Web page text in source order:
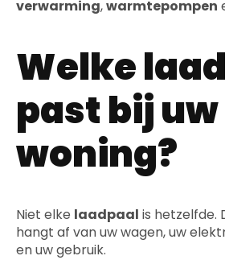
verwarming,warmtepompen
Welke
past bij uw
woning?
Niet elke laadpaal is hetzelfde.
hangt af van uw wagen, uw
en uw gebruik.